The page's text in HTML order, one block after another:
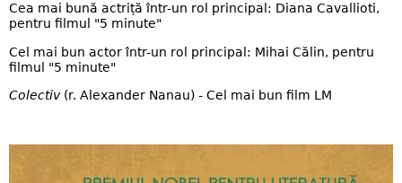
Cea mai bună actriță într-un rol principal: Diana Cavallioti,
pentru filmul "5 minute"
Cel mai bun actor într-un rol principal: Mihai Călin, pentru
filmul "5 minute"
Colectiv(r. Alexander Nanau) - Cel mai bun film LM